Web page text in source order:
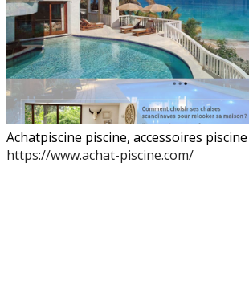
Achatpiscine piscine, accessoires
https://www.achat-piscine.com/